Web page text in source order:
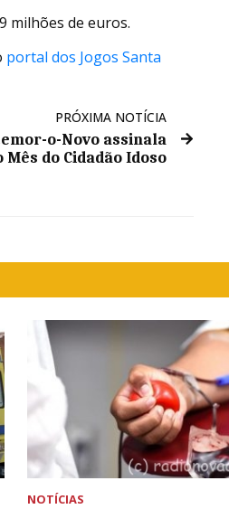
milhões de euros.
portal dos Jogos Santa
PRÓXIMA NOTÍCIA
o-Novo assinala
Mês do Cidadão Idoso
NOTÍCIAS